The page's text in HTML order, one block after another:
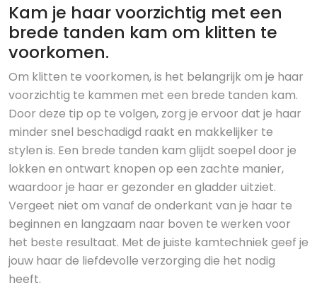
Kam je haar voorzichtig met een
brede tanden kam om klitten te
voorkomen.
Om klitten te voorkomen, is het belangrijk om je haar
voorzichtig te kammen met een brede tanden kam.
Door deze tip op te volgen, zorg je ervoor dat je haar
minder snel beschadigd raakt en makkelijker te
stylen is. Een brede tanden kam glijdt soepel door je
lokken en ontwart knopen op een zachte manier,
waardoor je haar er gezonder en gladder uitziet.
Vergeet niet om vanaf de onderkant van je haar te
beginnen en langzaam naar boven te werken voor
het beste resultaat. Met de juiste kamtechniek geef je
jouw haar de liefdevolle verzorging die het nodig
heeft.